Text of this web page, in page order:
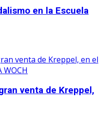
en la Escuela
venta de Kreppel,